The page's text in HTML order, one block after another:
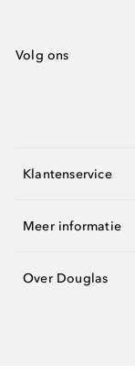
Volg ons
Klantenservice
Meer informatie
Over Douglas